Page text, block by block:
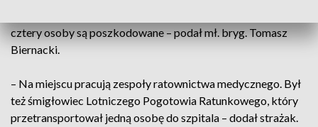
cztery osoby są poszkodowane – podał mł. bryg. Tomasz
Biernacki.
– Na miejscu pracują zespoły ratownictwa medycznego. Był
też śmigłowiec Lotniczego Pogotowia Ratunkowego, który
przetransportował jedną osobę do szpitala – dodał strażak.